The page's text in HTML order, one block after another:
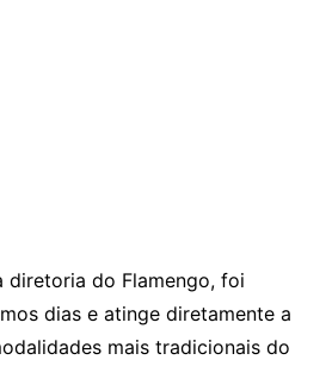
diretoria do Flamengo, foi
dias e atinge diretamente a
mais tradicionais do